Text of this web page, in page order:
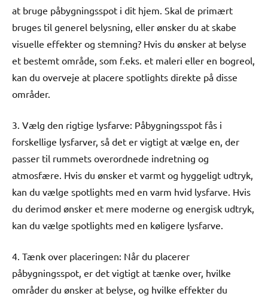
at bruge påbygningsspot i dit hjem. Skal de primært
bruges til generel belysning, eller ønsker du at skabe
visuelle effekter og stemning? Hvis du ønsker at belyse
et bestemt område, som f.eks. et maleri eller en bogreol,
kan du overveje at placere spotlights direkte på disse
områder.
3. Vælg den rigtige lysfarve: Påbygningsspot fås i
forskellige lysfarver, så det er vigtigt at vælge en, der
passer til rummets overordnede indretning og
atmosfære. Hvis du ønsker et varmt og hyggeligt udtryk,
kan du vælge spotlights med en varm hvid lysfarve. Hvis
du derimod ønsker et mere moderne og energisk udtryk,
kan du vælge spotlights med en køligere lysfarve.
4. Tænk over placeringen: Når du placerer
påbygningsspot, er det vigtigt at tænke over, hvilke
områder du ønsker at belyse, og hvilke effekter du